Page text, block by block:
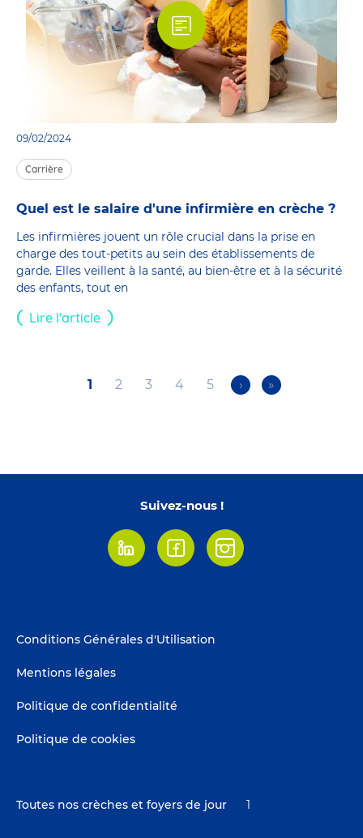
09/02/2024
Carrière
Quel est le salaire d'une infirmière en crèche ?
Les infirmières jouent un rôle crucial dans la prise en
charge des tout-petits au sein des établissements de
garde. Elles veillent à la santé, au bien-être et à la sécurité
des enfants, tout en
Lire l'article
Pagination
Current
1 Page
2 Page
3 Page
4 Page
5
Next
›
Last
»
Suivez-nous !
LinkedinFacebookInstagram
Footer
Conditions Générales d'Utilisation
Mentions légales
Politique de confidentialité
Politique de cookies
Toutes nos crèches et foyers de jour 1